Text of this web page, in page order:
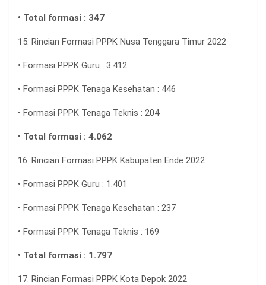
• Total formasi : 347
15. Rincian Formasi PPPK Nusa Tenggara Timur 2022
• Formasi PPPK Guru : 3.412
• Formasi PPPK Tenaga Kesehatan : 446
• Formasi PPPK Tenaga Teknis : 204
• Total formasi : 4.062
16. Rincian Formasi PPPK Kabupaten Ende 2022
• Formasi PPPK Guru : 1.401
• Formasi PPPK Tenaga Kesehatan : 237
• Formasi PPPK Tenaga Teknis : 169
• Total formasi : 1.797
17. Rincian Formasi PPPK Kota Depok 2022